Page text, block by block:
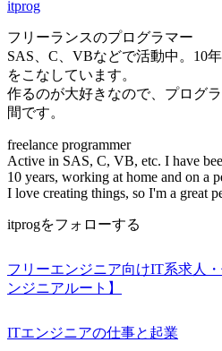
itprog
フリーランスのプログラマー
SAS、C、VBなどで活動中。10
をこなしています。
作るのが大好きなので、プログ
間です。
freelance programmer
Active in SAS, C, VB, etc. I have
10 years, working at home and on a
I love creating things, so I'm a great
itprogをフォローする
フリーエンジニア向けIT系求人
ンジニアルート】
ITエンジニアの仕事と起業